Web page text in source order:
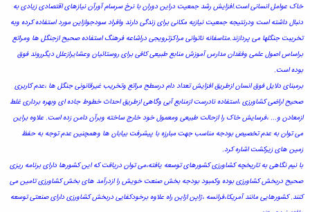
خاک عوامل انسانی است.افزایش رشد جمعیت دراین دوران با نرخ سرسام آورآن نیازهای اقتصادی زیادی به
دنبال داشته است ودرنتیجه جمعیت نیازبه مکانی برای زندگی دارند وافراد سودجوازاین مورد استفاده کرده وبه
تخریبت جنگلها می پردازند.متاسفانه ناتوانی مراکزترویجی دراشاعه فرهنگ استفاده صحیح ازجنگل ها ومراتع
براساس اصول علمی وفقدان مدارس آموزش منابع طبیعی کافی برای روستائیان وعشایرازعلل دیگرروند فوق
بوده است.
برمبنای دلایل فوق انسان ازطریق افزایش تعداد دام درسطح مراتع وتخریب غیرقانونی جنگل ها ،عدم کاربری
صحیح اراضی کشاورزی ،استفاده نادرست ازمنابع آبی وگاهی ازطریق احداث خطوط جاده ای وبهره برداری غلط
ازمعادن و... ،فرسایش خاک را ازحالت طبیعی ومعمول خود خارج ساخته وبرآن دامن زده است. علاوه براین
می توان به عدم تخصیص بودجه مناسب جهت مبارزه با پیشرفت بیابان ها وهمچنین عدم توجه به حفظ
زمین های زیرکشت اشاره کرد.
با نیم نگاهی به تاریخچه کشاورزی کشورهای توسعه یافته،می توان دریافت که این کشورها دارای برنامه ریزی
صحیح دربخش کشاورزی بوده وکمبود بودجه بخش صنعت خویش را ازدرآمد های بخش کشاورزی تامین می
کنند. کشورهایی مانند آمریکا،فرانسه ،ژاپن ازاین راه علاوه برخودکفایی دربخش کشاورزی دارای صنعتی توسعه